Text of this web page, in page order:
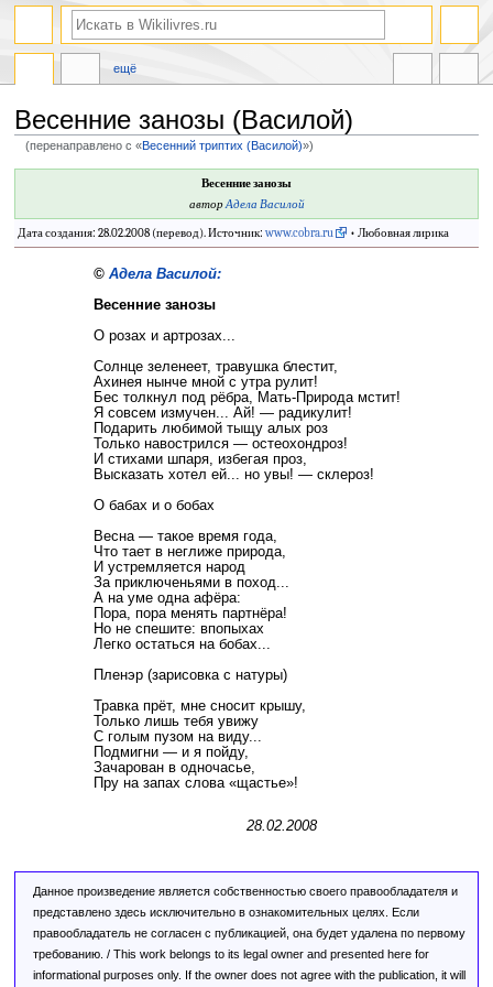
Весенние занозы (Василой)
(перенаправлено с «Весенний триптих (Василой)»)
навигации
поиску
Весенние занозы
авторАдела Василой
Дата создания: 28.02.2008 (перевод). Источник: www.cobra.ru • Любовная лирика
© Адела Василой:
Весенние занозы
О розах и артрозах...
Солнце зеленеет, травушка блестит,
Ахинея нынче мной с утра рулит!
Бес толкнул под рёбрa, Мать-Природа мстит!
Я совсем измучен... Ай! — радикулит!
Подарить любимой тыщу алых роз
Только навострился — остеохондроз!
И стихами шпаря, избегая проз,
Высказать хотел ей... но увы! — склероз!
О бабах и о бобах
Весна — такое время года,
Что тает в неглиже природа,
И устремляется народ
За приключеньями в поход...
А на уме одна афёра:
Пора, пора менять партнёра!
Но не спешите: впопыхах
Легко остаться на бобах...
Пленэр (зарисовка с натуры)
Травка прёт, мне сносит крышу,
Только лишь тебя увижу
С голым пузом на виду...
Подмигни — и я пойду,
Зачарован в одночасье,
Пру на запах слова «щастье»!
28.02.2008
Данное произведение является собственностью своего правообладателя и
представлено здесь исключительно в ознакомительных целях. Если
правообладатель не согласен с публикацией, она будет удалена по первому
требованию. / This work belongs to its legal owner and presented here for
informational purposes only. If the owner does not agree with the publication, it will
ещё